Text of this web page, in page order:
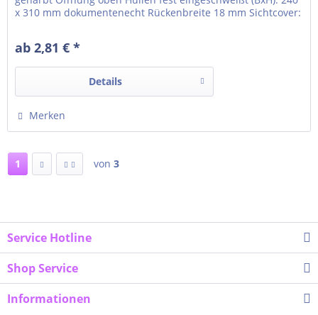
x 310 mm dokumentenecht Rückenbreite 18 mm Sichtcover:
Rücken gezogen Einlegeformat...
ab 2,81 € *
Details
Merken
1 von 3
Service Hotline
Shop Service
Informationen